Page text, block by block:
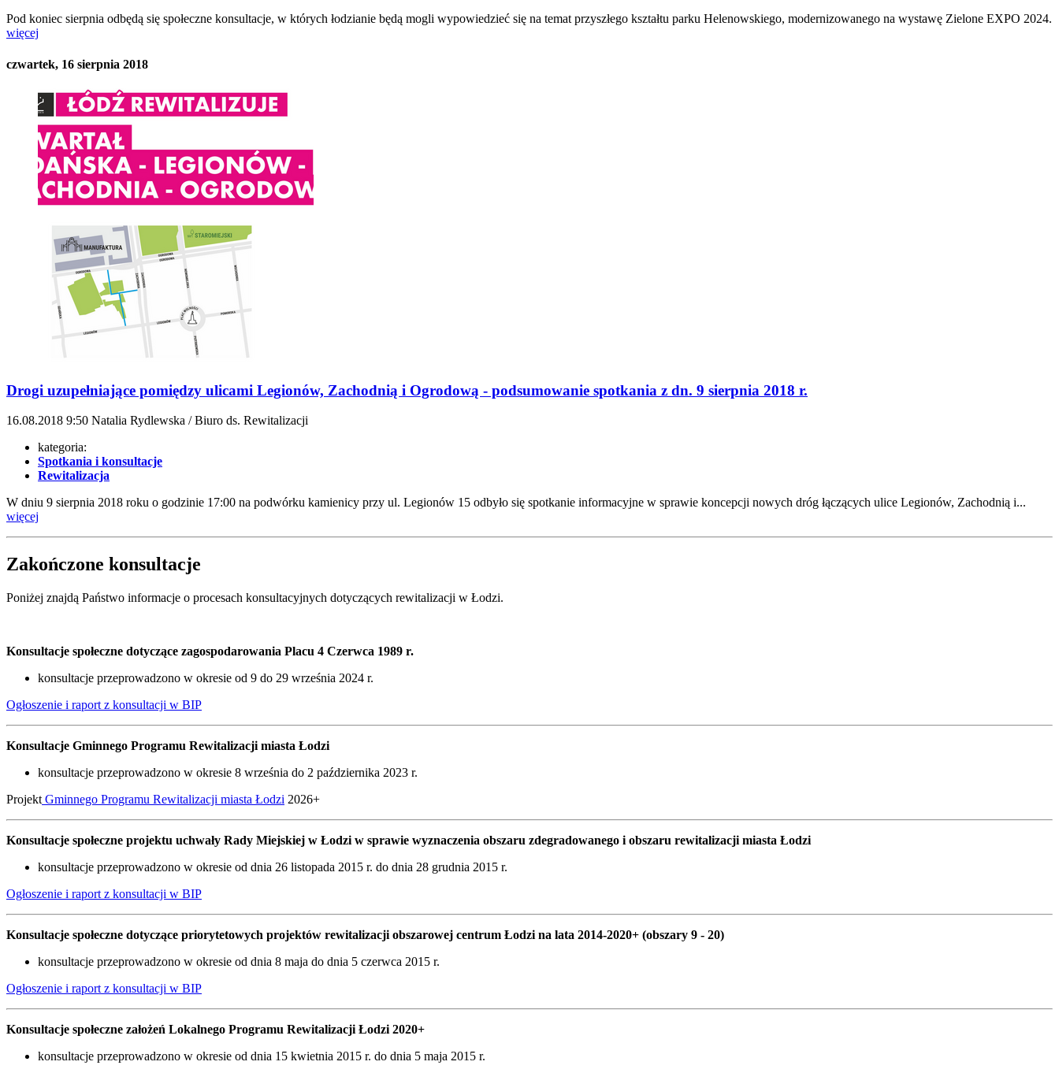
Pod koniec sierpnia odbędą się społeczne konsultacje, w których łodzianie będą mogli wypowiedzieć się na temat przyszłego kształtu parku Helenowskiego, modernizowanego na wystawę Zielone EXPO 2024.
więcej
czwartek, 16 sierpnia 2018
Drogi uzupełniające pomiędzy ulicami Legionów, Zachodnią i Ogrodową - podsumowanie spotkania z dn. 9 sierpnia 2018 r.
16.08.2018 9:50 Natalia Rydlewska / Biuro ds. Rewitalizacji
kategoria:
Spotkania i konsultacje
Rewitalizacja
W dniu 9 sierpnia 2018 roku o godzinie 17:00 na podwórku kamienicy przy ul. Legionów 15 odbyło się spotkanie informacyjne w sprawie koncepcji nowych dróg łączących ulice Legionów, Zachodnią i...
więcej
Zakończone konsultacje
Poniżej znajdą Państwo informacje o procesach konsultacyjnych dotyczących rewitalizacji w Łodzi.
Konsultacje społeczne dotyczące zagospodarowania Placu 4 Czerwca 1989 r.
konsultacje przeprowadzono w okresie od 9 do 29 września 2024 r.
Ogłoszenie i raport z konsultacji w BIP
Konsultacje Gminnego Programu Rewitalizacji miasta Łodzi
konsultacje przeprowadzono w okresie 8 września do 2 października 2023 r.
Projekt Gminnego Programu Rewitalizacji miasta Łodzi 2026+
Konsultacje społeczne projektu uchwały Rady Miejskiej w Łodzi w sprawie wyznaczenia obszaru zdegradowanego i obszaru rewitalizacji miasta Łodzi
konsultacje przeprowadzono w okresie od dnia 26 listopada 2015 r. do dnia 28 grudnia 2015 r.
Ogłoszenie i raport z konsultacji w BIP
Konsultacje społeczne dotyczące priorytetowych projektów rewitalizacji obszarowej centrum Łodzi na lata 2014-2020+ (obszary 9 - 20)
konsultacje przeprowadzono w okresie od dnia 8 maja do dnia 5 czerwca 2015 r.
Ogłoszenie i raport z konsultacji w BIP
Konsultacje społeczne założeń Lokalnego Programu Rewitalizacji Łodzi 2020+
konsultacje przeprowadzono w okresie od dnia 15 kwietnia 2015 r. do dnia 5 maja 2015 r.